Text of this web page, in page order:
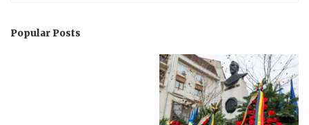
Popular Posts